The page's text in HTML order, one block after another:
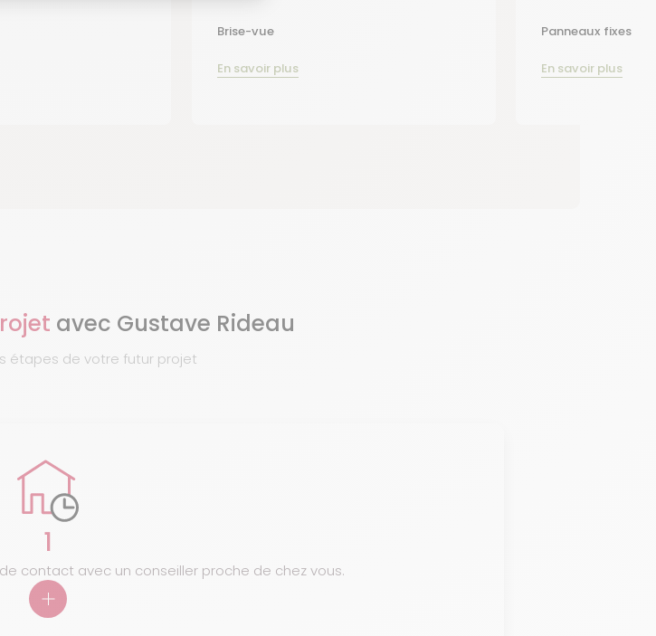
Brise-vue
En savoir plus
Panneaux fixes
En savoir plus
avec Gustave Rideau
étapes de votre futur projet
1
contact avec un conseiller proche de chez vous.